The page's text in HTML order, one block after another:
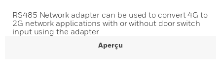
RS485 Network adapter can be used to convert 4G to
2G network applications with or without door switch
input using the adapter
Aperçu